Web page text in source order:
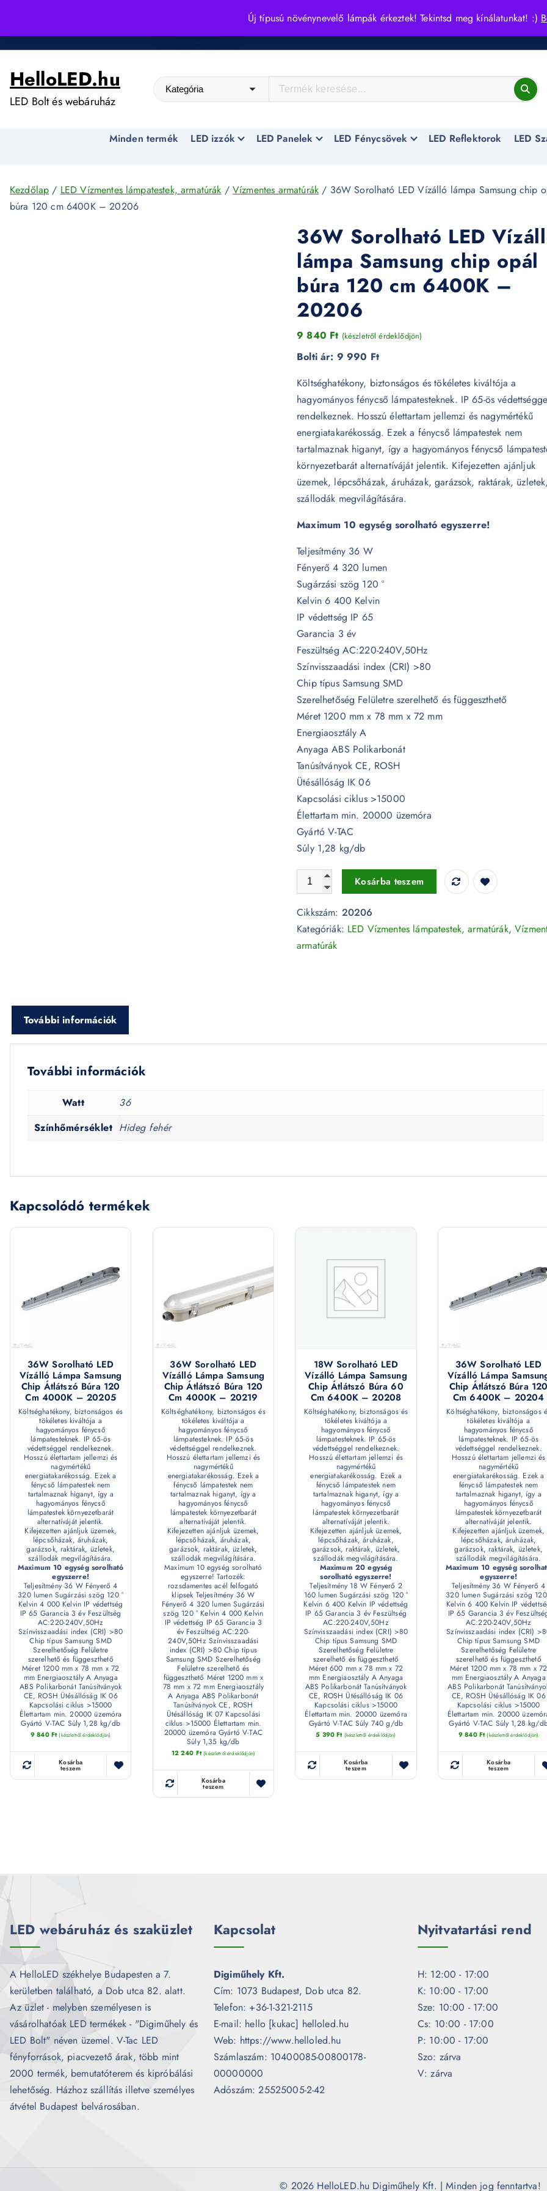
Új típusú növénynevelő lámpák érkeztek! Tekintsd meg kínálatunkat! :)
i
HelloLED.hu
LED Bolt és webáruház
Minden termék LED izzók LED Panelek LED Fénycsövek LED Reflektorok LED
Kezdőlap / LED Vízmentes lámpatestek, armatúrák /Vízmentes armatúrák / 36W Sorolható LED Vízálló lámpa Samsung chip
búra 120 cm 6400K – 20206
36W Sorolható LED
lámpa Samsung chip opál
búra 120 cm 6400K –
20206
9 840 Ft (készletről érdeklődjön)
Bolti ár: 9 990 Ft
Költséghatékony, biztonságos és tökéletes kiváltója a
hagyományos fénycső lámpatesteknek. IP 65-ös
rendelkeznek. Hosszú élettartam jellemzi és nagymértékű
energiatakarékosság. Ezek a fénycső lámpatestek nem
tartalmaznak higanyt, így a hagyományos fénycső
környezetbarát alternatíváját jelentik. Kifejezetten ajánljuk
üzemek, lépcsőházak, áruházak, garázsok, raktárak, üzletek,
szállodák megvilágítására.
Maximum 10 egység sorolható egyszerre!
Teljesítmény 36 W
Fényerő 4 320 lumen
Sugárzási szög 120 °
Kelvin 6 400 Kelvin
IP védettség IP 65
Garancia 3 év
Feszültség AC:220-240V,50Hz
Színvisszaadási index (CRI) >80
Chip típus Samsung SMD
Szerelhetőség Felületre szerelhető és függeszthető
Méret 1200 mm x 78 mm x 72 mm
Energiaosztály A
Anyaga ABS Polikarbonát
Tanúsítványok CE, ROSH
Ütésállóság IK 06
Kapcsolási ciklus >15000
Élettartam min. 20000 üzemóra
Gyártó V-TAC
Súly 1,28 kg/db
36W Sorolható LED Vízálló lámpa Samsung chip opál
Kosárba teszem
Cikkszám: 20206
Kategóriák: LED Vízmentes lámpatestek, armatúrák,
armatúrák
További információk
További információk
Watt
36
Színhőmérséklet Hideg fehér
Kapcsolódó termékek
36W Sorolható LED
Vízálló Lámpa Samsung
Chip Átlátszó Búra 120
Cm 4000K – 20205
Költséghatékony, biztonságos és
tökéletes kiváltója a
hagyományos fénycső
lámpatesteknek. IP 65-ös
védettséggel rendelkeznek.
Hosszú élettartam jellemzi és
nagymértékű
energiatakarékosság. Ezek a
fénycső lámpatestek nem
tartalmaznak higanyt, így a
hagyományos fénycső
lámpatestek környezetbarát
alternatíváját jelentik.
Kifejezetten ajánljuk üzemek,
lépcsőházak, áruházak,
garázsok, raktárak, üzletek,
szállodák megvilágítására.
Maximum 10 egység sorolható
egyszerre!
Teljesítmény 36 W Fényerő 4
320 lumen Sugárzási szög 120 °
Kelvin 4 000 Kelvin IP védettség
IP 65 Garancia 3 év Feszültség
AC:220-240V,50Hz
Színvisszaadási index (CRI) >80
Chip típus Samsung SMD
Szerelhetőség Felületre
szerelhető és függeszthető
Méret 1200 mm x 78 mm x 72
mm Energiaosztály A Anyaga
ABS Polikarbonát Tanúsítványok
CE, ROSH Ütésállóság IK 06
Kapcsolási ciklus >15000
Élettartam min. 20000 üzemóra
Gyártó V-TAC Súly 1,28 kg/db
9 840 Ft (készletről érdeklődjön)
Kosárba
teszem
36W Sorolható LED
Vízálló Lámpa Samsung
Chip Átlátszó Búra 120
Cm 4000K – 20219
Költséghatékony, biztonságos és
tökéletes kiváltója a
hagyományos fénycső
lámpatesteknek. IP 65-ös
védettséggel rendelkeznek.
Hosszú élettartam jellemzi és
nagymértékű
energiatakarékosság. Ezek a
fénycső lámpatestek nem
tartalmaznak higanyt, így a
hagyományos fénycső
lámpatestek környezetbarát
alternatíváját jelentik.
Kifejezetten ajánljuk üzemek,
lépcsőházak, áruházak,
garázsok, raktárak, üzletek,
szállodák megvilágítására.
Maximum 10 egység sorolható
egyszerre! Tartozék:
rozsdamentes acél felfogató
klipsek Teljesítmény 36 W
Fényerő 4 320 lumen Sugárzási
szög 120 ° Kelvin 4 000 Kelvin
IP védettség IP 65 Garancia 3
év Feszültség AC:220-
240V,50Hz Színvisszaadási
index (CRI) >80 Chip típus
Samsung SMD Szerelhetőség
Felületre szerelhető és
függeszthető Méret 1200 mm x
78 mm x 72 mm Energiaosztály
A Anyaga ABS Polikarbonát
Tanúsítványok CE, ROSH
Ütésállóság IK 07 Kapcsolási
ciklus >15000 Élettartam min.
20000 üzemóra Gyártó V-TAC
Súly 1,35 kg/db
12 240 Ft (készletről érdeklődjön)
Kosárba
teszem
18W Sorolható LED
Vízálló Lámpa Samsung
Chip Átlátszó Búra 60
Cm 6400K – 20208
Költséghatékony, biztonságos és
tökéletes kiváltója a
hagyományos fénycső
lámpatesteknek. IP 65-ös
védettséggel rendelkeznek.
Hosszú élettartam jellemzi és
nagymértékű
energiatakarékosság. Ezek a
fénycső lámpatestek nem
tartalmaznak higanyt, így a
hagyományos fénycső
lámpatestek környezetbarát
alternatíváját jelentik.
Kifejezetten ajánljuk üzemek,
lépcsőházak, áruházak,
garázsok, raktárak, üzletek,
szállodák megvilágítására.
Maximum 20 egység
sorolható egyszerre!
Teljesítmény 18 W Fényerő 2
160 lumen Sugárzási szög 120 °
Kelvin 6 400 Kelvin IP védettség
IP 65 Garancia 3 év Feszültség
AC:220-240V,50Hz
Színvisszaadási index (CRI) >80
Chip típus Samsung SMD
Szerelhetőség Felületre
szerelhető és függeszthető
Méret 600 mm x 78 mm x 72
mm Energiaosztály A Anyaga
ABS Polikarbonát Tanúsítványok
CE, ROSH Ütésállóság IK 06
Kapcsolási ciklus >15000
Élettartam min. 20000 üzemóra
Gyártó V-TAC Súly 740 g/db
5 390Ft (készletről érdeklődjön)
Kosárba
teszem
36W Sorolható LED
Vízálló Lámpa
Chip Átlátszó Búra 120
Cm 6400K – 20204
Költséghatékony, biztonságos
tökéletes kiváltója a
hagyományos fénycső
lámpatesteknek. IP 65-ös
védettséggel rendelkeznek.
Hosszú élettartam jellemzi és
nagymértékű
energiatakarékosság. Ezek a
fénycső lámpatestek nem
tartalmaznak higanyt, így a
hagyományos fénycső
lámpatestek környezetbarát
alternatíváját jelentik.
Kifejezetten ajánljuk üzemek,
lépcsőházak, áruházak,
garázsok, raktárak, üzletek,
szállodák megvilágítására.
Maximum 10 egység
egyszerre!
Teljesítmény 36 W Fényerő 4
320 lumen Sugárzási szög 120
Kelvin 6 400 Kelvin IP
IP 65 Garancia 3 év
AC:220-240V,50Hz
Színvisszaadási index (CRI)
Chip típus Samsung SMD
Szerelhetőség Felületre
szerelhető és függeszthető
Méret 1200 mm x 78 mm x 72
mm Energiaosztály A Anyaga
ABS Polikarbonát
CE, ROSH Ütésállóság IK 06
Kapcsolási ciklus >15000
Élettartam min. 20000
Gyártó V-TAC Súly 1,28 kg/
9 840 Ft (készletről érdeklődjön)
Kosárba
teszem
LED webáruház és szaküzlet
A HelloLED székhelye Budapesten a 7.
kerületben található, a Dob utca 82. alatt.
Az üzlet - melyben személyesen is
vásárolhatóak LED termékek - "Digiműhely és
LED Bolt" néven üzemel. V-Tac LED
fényforrások, piacvezető árak, több mint
2000 termék, bemutatóterem és kipróbálási
lehetőség. Házhoz szállítás illetve személyes
átvétel Budapest belvárosában.
Kapcsolat
Digiműhely Kft.
Cím: 1073 Budapest, Dob utca 82.
Telefon: +36-1-321-2115
E-mail: hello [kukac] helloled.hu
Web: https://www.helloled.hu
Számlaszám: 10400085-00800178-
00000000
Adószám: 25525005-2-42
Nyitvatartási rend
H: 12:00 - 17:00
K: 10:00 - 17:00
Sze: 10:00 - 17:00
Cs: 10:00 - 17:00
P: 10:00 - 17:00
Szo: zárva
V: zárva
© 2026 HelloLED.hu Digiműhely Kft. | Minden jog fenntartva!